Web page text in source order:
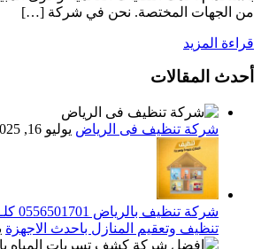
من الجهات المختصة. نحن في شركة […]
قراءة المزيد
أحدث المقالات
شركة تنظيف فى الرياض يوليو 16, 2025
تنظيف وتعقيم المنازل باحدث الاجهزة